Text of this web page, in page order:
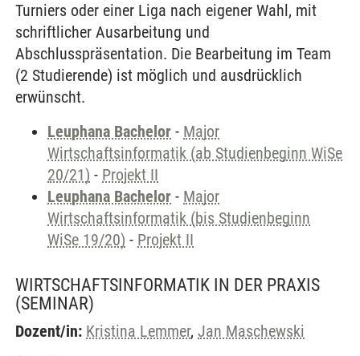
Turniers oder einer Liga nach eigener Wahl, mit
schriftlicher Ausarbeitung und
Abschlusspräsentation. Die Bearbeitung im Team
(2 Studierende) ist möglich und ausdrücklich
erwünscht.
Leuphana Bachelor - Major
Wirtschaftsinformatik (ab Studienbeginn WiSe
20/21) - Projekt II
Leuphana Bachelor - Major
Wirtschaftsinformatik (bis Studienbeginn
WiSe 19/20) - Projekt II
WIRTSCHAFTSINFORMATIK IN DER PRAXIS
(SEMINAR)
Dozent/in: Kristina Lemmer, Jan Maschewski